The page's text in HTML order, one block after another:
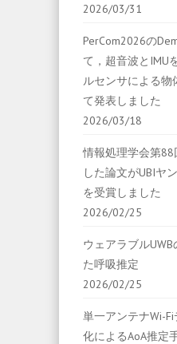
2026/03/31
PerCom2026の
て，超音波とIMU
ルセンサによる物
て発表しました
2026/03/18
情報処理学会第88
した論文がUBIヤ
を受賞しました
2026/02/25
ウェアラブル
た呼吸推定
2026/02/25
単一アンテナWi-
化によるAoA推定